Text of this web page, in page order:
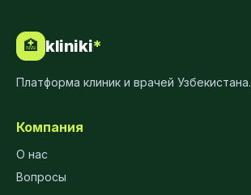
🏥 kliniki*
Платформа клиник и врачей Узбекистана.
Компания
О нас
Вопросы